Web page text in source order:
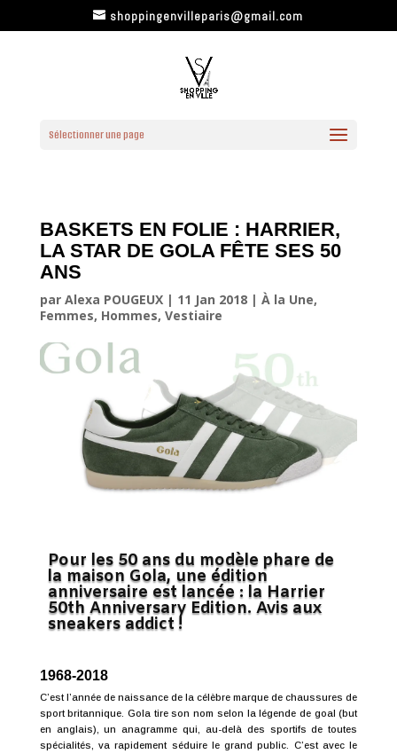
shoppingenvilleparis@gmail.com
Sélectionner une page
BASKETS EN FOLIE : HARRIER,
LA STAR DE GOLA FÊTE SES 50
ANS
par Alexa POUGEUX| 11 Jan 2018| À la Une,
Femmes, Hommes, Vestiaire
Pour les 50 ans du modèle phare de
la maison Gola, une édition
anniversaire est lancée : la Harrier
50th Anniversary Edition. Avis aux
sneakers addict !
1968-2018
C’est l’année de naissance de la célèbre marque de chaussures de
sport britannique. Gola tire son nom selon la légende de goal (but
en anglais), un anagramme qui, au-delà des sportifs de toutes
spécialités, va rapidement séduire le grand public. C’est avec le